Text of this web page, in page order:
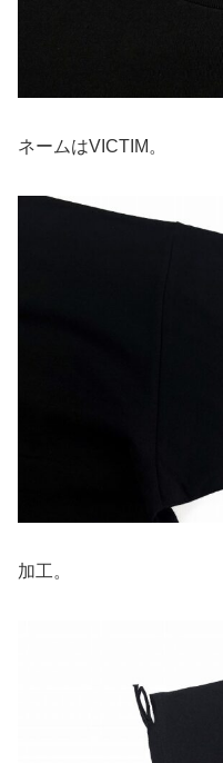
ネームはVICTIM。
加工。